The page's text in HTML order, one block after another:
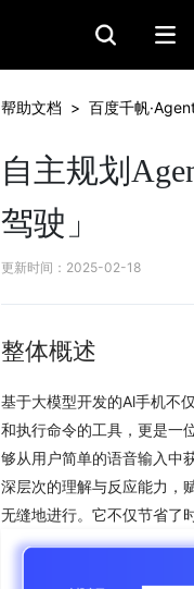
帮助文档 > 百度千帆
构建思路
步骤二：完成Agent配置
应用调试
应用集成
演示视频
2、电脑与手机联动视频
自主规划
驾驶」
更新时间 ： 2025-02-18
整体概述
基于大模型开发的Al手机不
和执行命令的工具，更是一
够从用户简单的语音输入中
深层次的理解与反应能力，
无缝地进行。它不仅节省了